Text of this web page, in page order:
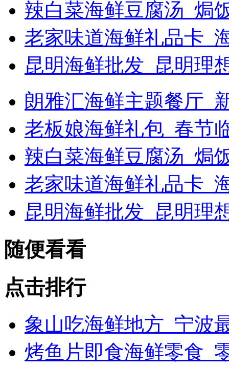
辣白菜海鲜豆腐汤_焗
老家味道海鲜礼品卡_
昆明海鲜批发_昆明理
朗雅汇海鲜主题餐厅_
老板娘海鲜礼包_春节
辣白菜海鲜豆腐汤_焗
老家味道海鲜礼品卡_
昆明海鲜批发_昆明理
随便看看
点击排行
象山吃海鲜地方_宁波
烤鱼片即食海鲜零食_